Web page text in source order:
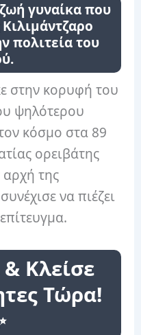
γυναίκα που
πολιτεία του
στην κορυφή του
ψηλότερου
κόσμο στα 89
ορειβάτης
αρχή της
να πιέζει
Κλείσε
Τώρα!